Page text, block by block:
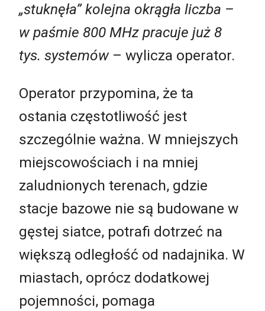
„stuknęła” kolejna okrągła liczba –
w paśmie 800 MHz pracuje już 8
tys. systemów – wylicza operator.
Operator przypomina, że ta
ostania częstotliwość jest
szczególnie ważna. W mniejszych
miejscowościach i na mniej
zaludnionych terenach, gdzie
stacje bazowe nie są budowane w
gęstej siatce, potrafi dotrzeć na
większą odległość od nadajnika. W
miastach, oprócz dodatkowej
pojemności, pomaga